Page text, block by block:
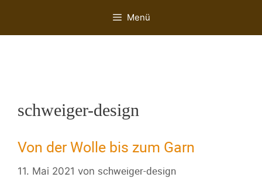
Menü
schweiger-design
Von der Wolle bis zum Garn
11. Mai 2021 von schweiger-design